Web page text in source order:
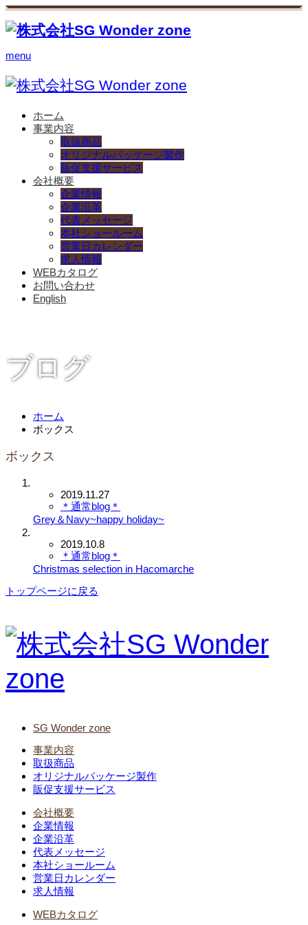
menu
ホーム
事業内容
取扱商品
オリジナルパッケージ製作
販促支援サービス
会社概要
企業情報
企業沿革
代表メッセージ
本社ショールーム
営業日カレンダー
求人情報
WEBカタログ
お問い合わせ
English
ブログ
ホーム
ボックス
ボックス
2019.11.27
＊通常blog＊
Grey＆Navy~happy holiday~
2019.10.8
＊通常blog＊
Christmas selection in Hacomarche
トップページに戻る
SG Wonder zone
事業内容
取扱商品
オリジナルパッケージ製作
販促支援サービス
会社概要
企業情報
企業沿革
代表メッセージ
本社ショールーム
営業日カレンダー
求人情報
WEBカタログ